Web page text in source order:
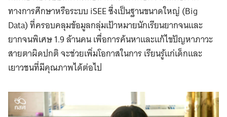
ทางการศึกษาหรือระบบ iSEE ซึ่งเป็นฐานขนาดใหญ่ (Big
Data) ที่ครอบคลุมข้อมูลกลุ่มเป้าหมายนักเรียนยากจนและ
ยากจนพิเศษ 1.9 ล้านคน เพื่อการค้นหาและแก้ไขปัญหาภาวะ
สายตาผิดปกติ จะช่วยเพิ่มโอกาสในการ เรียนรู้แก่เด็กและ
เยาวชนที่มีคุณภาพได้ต่อไป